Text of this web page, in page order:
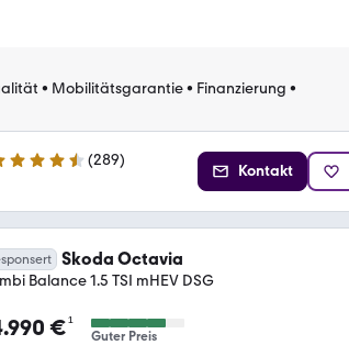
• Mobilitätsgarantie• Finanzierung •
Sterne (289)
Kontakt
Skoda Octavia
Balance 1.5 TSI mHEV DSG
€¹
Guter Preis